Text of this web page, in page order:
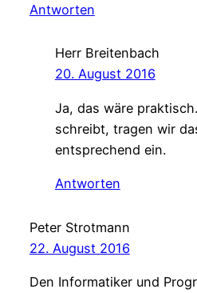
Antworten
Herr Breitenbach
20. August 2016
Ja, das wäre
schreibt, tragen wir
entsprechend ein.
Antworten
Peter Strotmann
22. August 2016
Den Informatiker und